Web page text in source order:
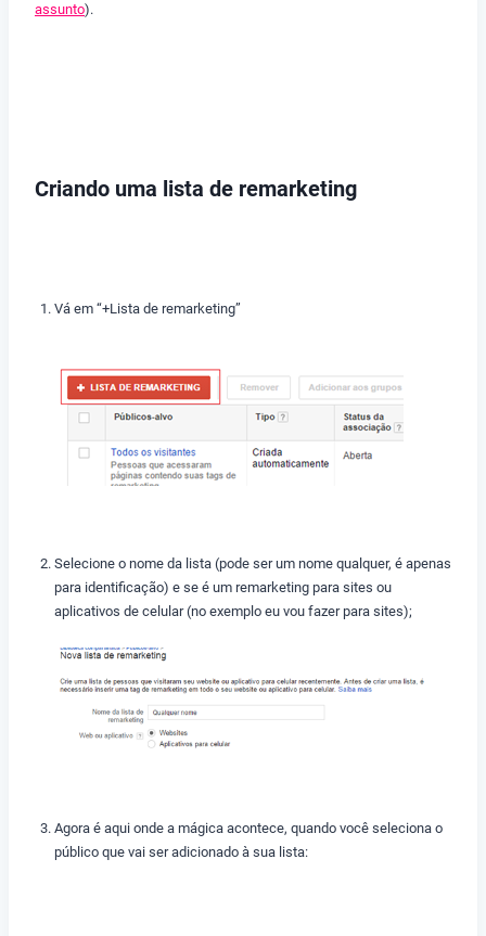
assunto).
Criando uma lista de remarketing
Vá em “+Lista de remarketing”
Selecione o nome da lista (pode ser um nome qualquer, é apenas
para identificação) e se é um remarketing para sites ou
aplicativos de celular (no exemplo eu vou fazer para sites);
Agora é aqui onde a mágica acontece, quando você seleciona o
público que vai ser adicionado à sua lista: